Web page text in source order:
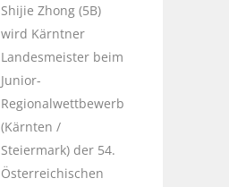
Shijie Zhong (5B)
wird Kärntner
Landesmeister beim
Junior-
Regionalwettbewerb
(Kärnten /
Steiermark) der 54.
Österreichischen